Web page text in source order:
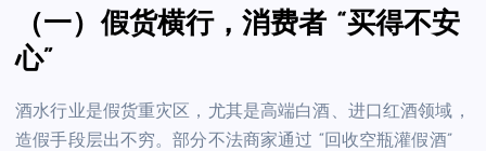
（一）假货横行，消费者 “买得不安
心”
酒水行业是假货重灾区，尤其是高端白酒、进口红酒领域，
造假手段层出不穷。部分不法商家通过 “回收空瓶灌假酒”